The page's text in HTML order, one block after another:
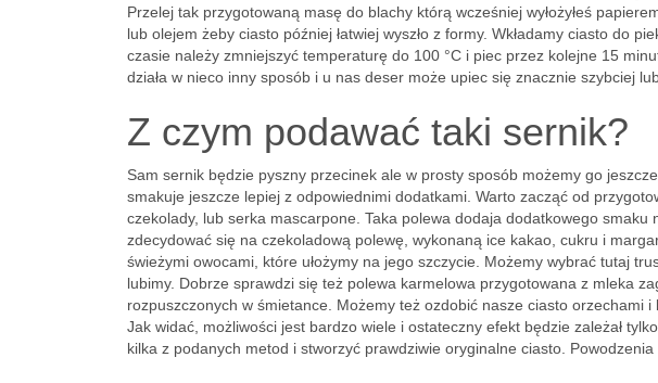
Przelej tak przygotowaną masę do blachy którą wcześniej wyłożyłeś
lub olejem żeby ciasto później łatwiej wyszło z formy. Wkładamy ciasto do
czasie należy zmniejszyć temperaturę do 100 °C i piec przez kolejne 15
działa w nieco inny sposób i u nas deser może upiec się znacznie szybciej
Z czym podawać taki sernik?
Sam sernik będzie pyszny przecinek ale w prosty sposób możemy go
smakuje jeszcze lepiej z odpowiednimi dodatkami. Warto zacząć od
czekolady, lub serka mascarpone. Taka polewa dodaja dodatkowego
zdecydować się na czekoladową polewę, wykonaną ice kakao, cukru i
świeżymi owocami, które ułożymy na jego szczycie. Możemy wybrać tutaj
lubimy. Dobrze sprawdzi się też polewa karmelowa przygotowana z mleka
rozpuszczonych w śmietance. Możemy też ozdobić nasze ciasto orzechami i
Jak widać, możliwości jest bardzo wiele i ostateczny efekt będzie zależał
kilka z podanych metod i stworzyć prawdziwie oryginalne ciasto.